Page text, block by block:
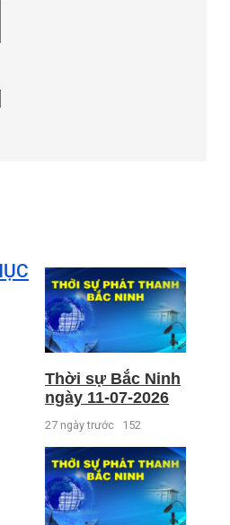
Thời sự Bắc Ninh
ngày 11-07-2026
27 ngày trước 152